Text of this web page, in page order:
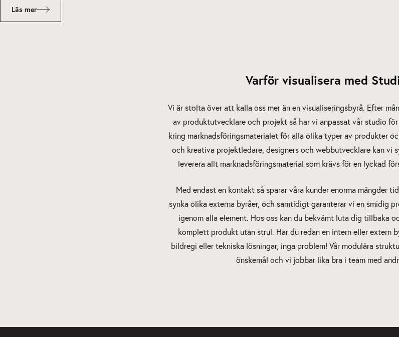
Läs mer
Varför visualisera med
Vi är stolta över att kalla oss mer än en visualiseringsbyrå. Efter
av produktutvecklare och projekt så har vi anpassat vår studio
kring marknadsföringsmaterialet för alla olika typer av produkter
och kreativa projektledare, designers och webbutvecklare kan vi
leverera allt marknadsföringsmaterial som krävs för en lyckad
Med endast en kontakt så sparar våra kunder enorma mängder
synka olika externa byråer, och samtidigt garanterar vi en smidig
igenom alla element. Hos oss kan du bekvämt luta dig tillbaka
komplett produkt utan strul. Har du redan en intern eller extern
bildregi eller tekniska lösningar, inga problem! Vår modulära
önskemål och vi jobbar lika bra i team med